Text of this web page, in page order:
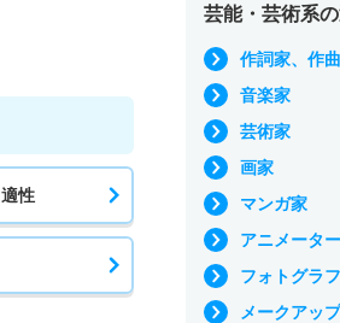
性
芸能・芸術系
作詞家、作
音楽家
芸術家
画家
マンガ家
アニメーター
フォトグラ
メークアッ